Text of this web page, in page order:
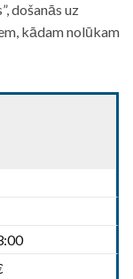
došanās uz
kādam nolūkam